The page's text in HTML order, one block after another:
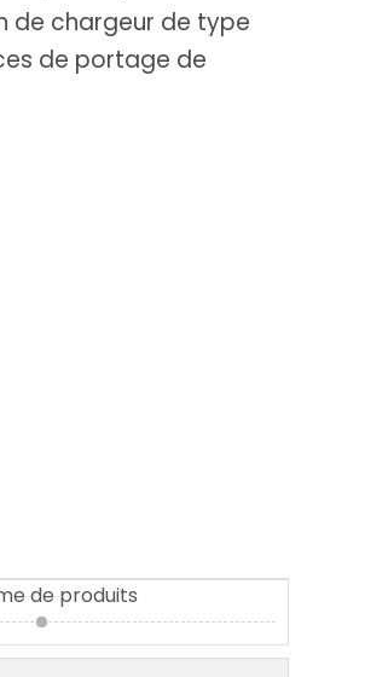
de chargeur de type
de portage de
de produits